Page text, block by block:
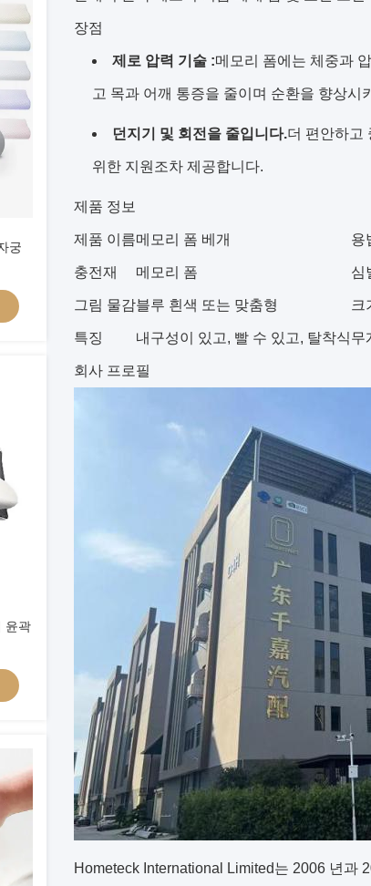
궁
윤곽
장점
제로 압력 기술 :메모리 폼에는 체중과
고 목과 어깨 통증을 줄이며 순환을 향상시
던지기 및 회전을 줄입니다.더 편안하고
위한 지원조차 제공합니다.
제품 정보
제품 이름메모리 폼 베개 용
충전재 메모리 폼 심
그림 물감블루 흰색 또는 맞춤형 크
특징 내구성이 있고, 빨 수 있고, 탈착식무
회사 프로필
Hometeck International Limited는 2006 년과